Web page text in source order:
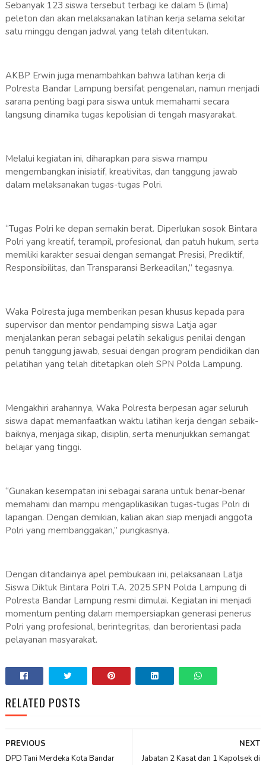
Sebanyak 123 siswa tersebut terbagi ke dalam 5 (lima)
peleton dan akan melaksanakan latihan kerja selama sekitar
satu minggu dengan jadwal yang telah ditentukan.
AKBP Erwin juga menambahkan bahwa latihan kerja di
Polresta Bandar Lampung bersifat pengenalan, namun menjadi
sarana penting bagi para siswa untuk memahami secara
langsung dinamika tugas kepolisian di tengah masyarakat.
Melalui kegiatan ini, diharapkan para siswa mampu
mengembangkan inisiatif, kreativitas, dan tanggung jawab
dalam melaksanakan tugas-tugas Polri.
“Tugas Polri ke depan semakin berat. Diperlukan sosok Bintara
Polri yang kreatif, terampil, profesional, dan patuh hukum, serta
memiliki karakter sesuai dengan semangat Presisi, Prediktif,
Responsibilitas, dan Transparansi Berkeadilan,” tegasnya.
Waka Polresta juga memberikan pesan khusus kepada para
supervisor dan mentor pendamping siswa Latja agar
menjalankan peran sebagai pelatih sekaligus penilai dengan
penuh tanggung jawab, sesuai dengan program pendidikan dan
pelatihan yang telah ditetapkan oleh SPN Polda Lampung.
Mengakhiri arahannya, Waka Polresta berpesan agar seluruh
siswa dapat memanfaatkan waktu latihan kerja dengan sebaik-
baiknya, menjaga sikap, disiplin, serta menunjukkan semangat
belajar yang tinggi.
“Gunakan kesempatan ini sebagai sarana untuk benar-benar
memahami dan mampu mengaplikasikan tugas-tugas Polri di
lapangan. Dengan demikian, kalian akan siap menjadi anggota
Polri yang membanggakan,” pungkasnya.
Dengan ditandainya apel pembukaan ini, pelaksanaan Latja
Siswa Diktuk Bintara Polri T.A. 2025 SPN Polda Lampung di
Polresta Bandar Lampung resmi dimulai. Kegiatan ini menjadi
momentum penting dalam mempersiapkan generasi penerus
Polri yang profesional, berintegritas, dan berorientasi pada
pelayanan masyarakat.
RELATED POSTS
NEXT
Jabatan 2 Kasat dan 1 Kapolsek di
PREVIOUS
DPD Tani Merdeka Kota Bandar